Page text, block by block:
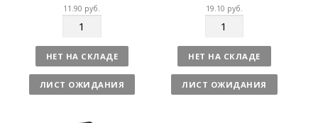
11.90 руб.
л
и
ч
е
НЕТ НА СКЛАДЕ
ЛИСТ ОЖИДАНИЯ
19.10 руб.
л
и
ч
е
НЕТ НА СКЛАДЕ
ЛИСТ ОЖИДАНИЯ